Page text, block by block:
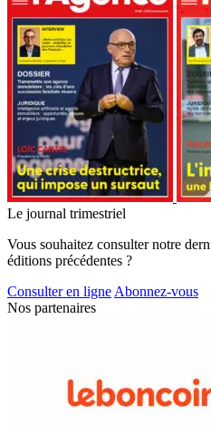
Le journal trimestriel
Vous souhaitez consulter notre
éditions précédentes ?
Consulter en ligne Abonnez-vous
Nos partenaires